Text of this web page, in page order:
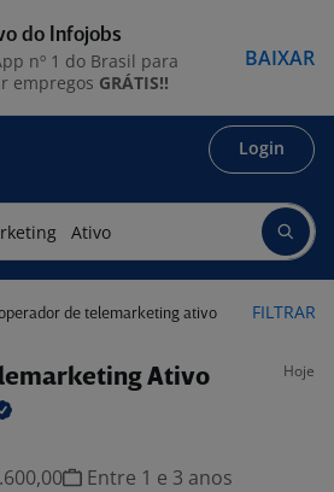
Login
de telemarketing ativo FILTRAR
Ativo Hoje
Entre 1 e 3 anos
do Infojobs
nº 1 do Brasil para
empregos GRÁTIS!!
BAIXAR